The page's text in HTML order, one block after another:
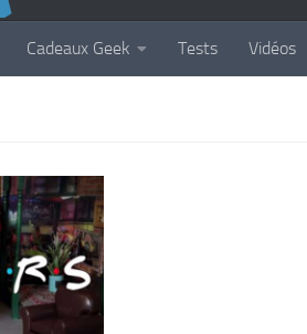
Cadeaux Geek Tests Vidéos